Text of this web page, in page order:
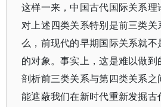
这样一来，中国古代国际关系
对上述四类关系特别是前三类
么，前现代的早期国际关系就
的对象。事实上，这是难以做
剖析前三类关系与第四类关系
能遮蔽我们在新时代重新发掘古